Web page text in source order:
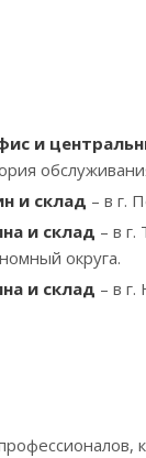
и
и склад – в г.
и склад – в
округа.
и склад – в